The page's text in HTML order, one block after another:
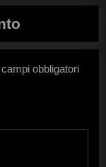
campi obbligatori